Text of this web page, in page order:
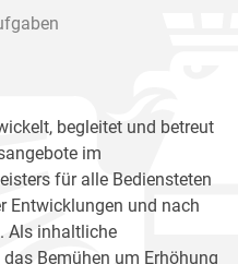
begleitet und betreut
im
für alle Bediensteten
Entwicklungen und nach
Als inhaltliche
Bemühen um Erhöhung